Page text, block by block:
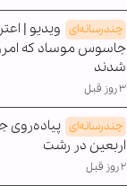
چندرسانه‌ای ویدیو |
جاسوس موساد که
شدند
۳ روز قبل
چندرسانه‌ای پیاده‌روی
اربعین در رشت
۲ روز قبل